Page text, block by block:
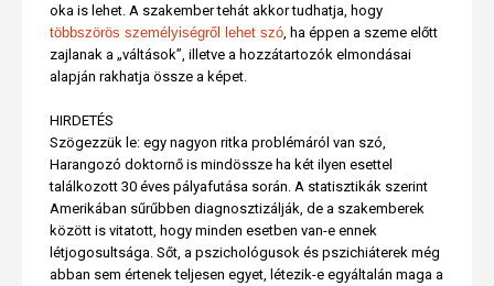
oka is lehet. A szakember tehát akkor tudhatja, hogy
többszörös személyiségről lehet szó , ha éppen a szeme előtt
zajlanak a „váltások”, illetve a hozzátartozók elmondásai
alapján rakhatja össze a képet.
HIRDETÉS
Szögezzük le: egy nagyon ritka problémáról van szó,
Harangozó doktornő is mindössze ha két ilyen esettel
találkozott 30 éves pályafutása során. A statisztikák szerint
Amerikában sűrűbben diagnosztizálják, de a szakemberek
között is vitatott, hogy minden esetben van-e ennek
létjogosultsága. Sőt, a pszichológusok és pszichiáterek még
abban sem értenek teljesen egyet, létezik-e egyáltalán maga a